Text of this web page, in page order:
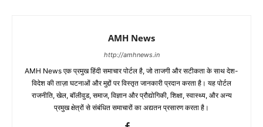
AMH News
http://amhnews.in
AMH News एक प्रमुख हिंदी समाचार पोर्टल है, जो ताजगी और सटीकता के साथ देश-
विदेश की ताज़ा घटनाओं और मुद्दों पर विस्तृत जानकारी प्रदान करता है। यह पोर्टल
राजनीति, खेल, बॉलीवुड, समाज, विज्ञान और प्रौद्योगिकी, शिक्षा, स्वास्थ्य, और अन्य
प्रमुख क्षेत्रों से संबंधित समाचारों का अद्यतन प्रसारण करता है।